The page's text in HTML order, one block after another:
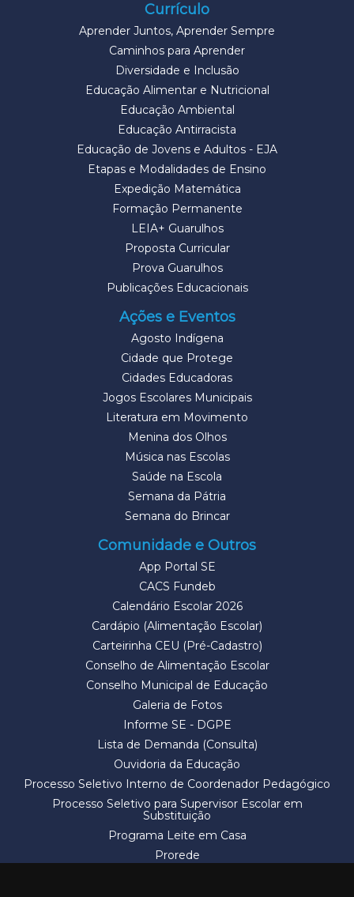
Currículo
Aprender Juntos, Aprender Sempre
Caminhos para Aprender
Diversidade e Inclusão
Educação Alimentar e Nutricional
Educação Ambiental
Educação Antirracista
Educação de Jovens e Adultos - EJA
Etapas e Modalidades de Ensino
Expedição Matemática
Formação Permanente
LEIA+ Guarulhos
Proposta Curricular
Prova Guarulhos
Publicações Educacionais
Ações e Eventos
Agosto Indígena
Cidade que Protege
Cidades Educadoras
Jogos Escolares Municipais
Literatura em Movimento
Menina dos Olhos
Música nas Escolas
Saúde na Escola
Semana da Pátria
Semana do Brincar
Comunidade e Outros
App Portal SE
CACS Fundeb
Calendário Escolar 2026
Cardápio (Alimentação Escolar)
Carteirinha CEU (Pré-Cadastro)
Conselho de Alimentação Escolar
Conselho Municipal de Educação
Galeria de Fotos
Informe SE - DGPE
Lista de Demanda (Consulta)
Ouvidoria da Educação
Processo Seletivo Interno de Coordenador Pedagógico
Processo Seletivo para Supervisor Escolar em
Substituição
Programa Leite em Casa
Prorede